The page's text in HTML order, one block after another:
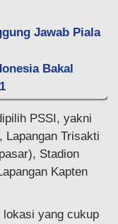
Jawab Piala
Bakal
PSSI, yakni
Lapangan Trisakti
Stadion
Kapten
yang cukup